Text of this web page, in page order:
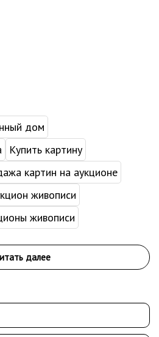
дом
Купить картину
картин на аукционе
живописи
живописи